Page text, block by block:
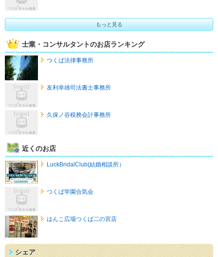
もっと見る
士業・コンサルタントのお店ランキング
つくば法律事務所
友利幸雄司法書士事務所
久保ノ谷税務会計事務所
近くのお店
LuckBridalClub(結婚相談所）
つくば学園合気会
はんこ広場つくば二の宮店
シェア